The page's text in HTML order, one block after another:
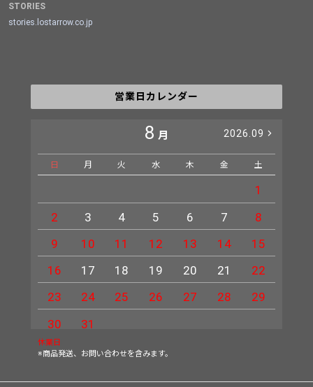
STORIES
stories.lostarrow.co.jp
営業日カレンダー
8 月 2026.09
日 月 火 水 木 金 土
1
2
3 4 5 6 7
8
9
10 11 12 13 14
15
16
17 18 19 20 21
22
23
24 25 26 27 28
29
30
31
休業日
※商品発送、お問い合わせを含みます。